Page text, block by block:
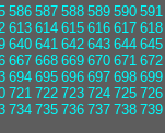
586 587 588 589 590 591
613 614 615 616 617 618
640 641 642 643 644 645
667 668 669 670 671 672
694 695 696 697 698 699
721 722 723 724 725 726
734 735 736 737 738 739